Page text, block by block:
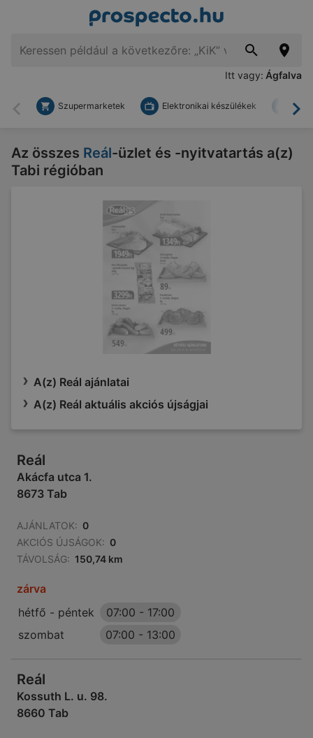
Itt vagy: Ágfalva
Vissza
Szupermarketek Elektronikai készülékek
Az összes Reál-üzlet és -nyitvatartás a(z)
Tabi régióban
A(z) Reál ajánlatai
A(z) Reál aktuális akciós újságjai
Reál
Akácfa utca 1.
8673 Tab
AJÁNLATOK: 0
AKCIÓS ÚJSÁGOK: 0
TÁVOLSÁG: 150,74 km
zárva
hétfő - péntek
07:00 - 17:00
szombat
07:00 - 13:00
Reál
Kossuth L. u. 98.
8660 Tab